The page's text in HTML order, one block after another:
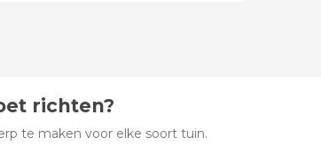
richten?
te maken voor elke soort tuin.